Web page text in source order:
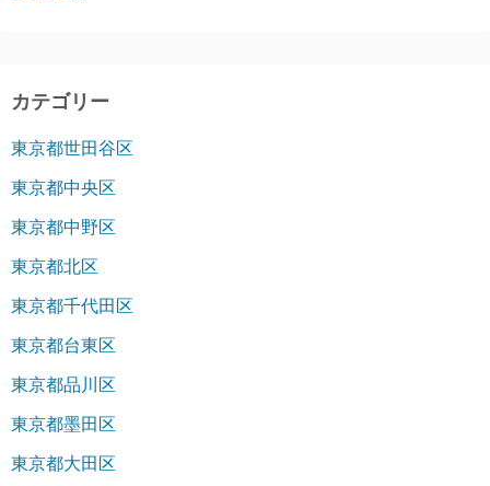
カテゴリー
東京都世田谷区
東京都中央区
東京都中野区
東京都北区
東京都千代田区
東京都台東区
東京都品川区
東京都墨田区
東京都大田区